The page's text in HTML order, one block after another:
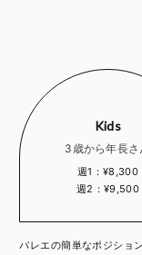
Kids
3歳から年長さ
週1：¥8,300
週2：¥9,500
バレエの簡単なポジショ